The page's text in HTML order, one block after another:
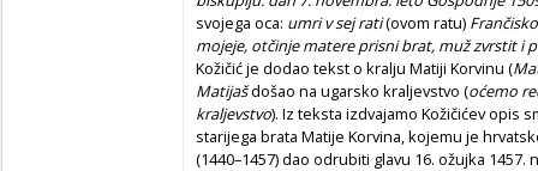
svojega oca: umri v sej rati(ovom ratu) Franč
mojeje, otčinje matere prisni brat, muž zvrstit i
Kožičić je dodao tekst o kralju Matiji Korvinu (
Matijašdošao na ugarsko kraljevstvo (oćemo re
kraljevstvo). Iz teksta izdvajamo Kožičićev opis
starijega brata Matije Korvina, kojemu je
(1440–1457) dao odrubiti glavu 16. ožujka